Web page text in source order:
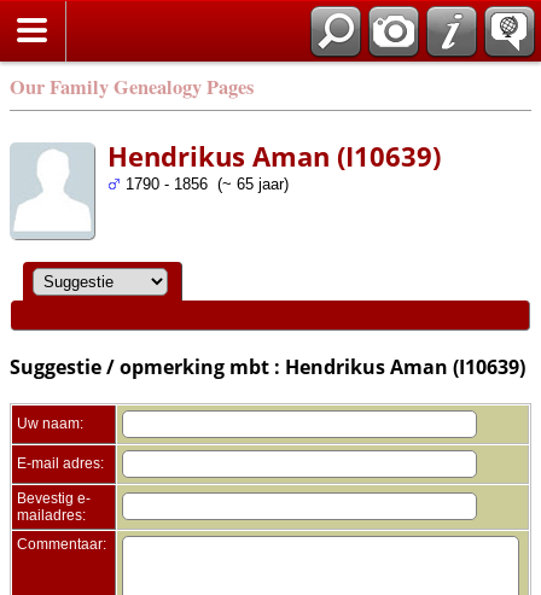
Our Family Genealogy Pages
Hendrikus Aman (I10639)
1790 - 1856 (~ 65 jaar)
Suggestie / opmerking mbt : Hendrikus Aman (I10639)
Uw naam:
E-mail adres:
Bevestig e-
mailadres:
Commentaar: